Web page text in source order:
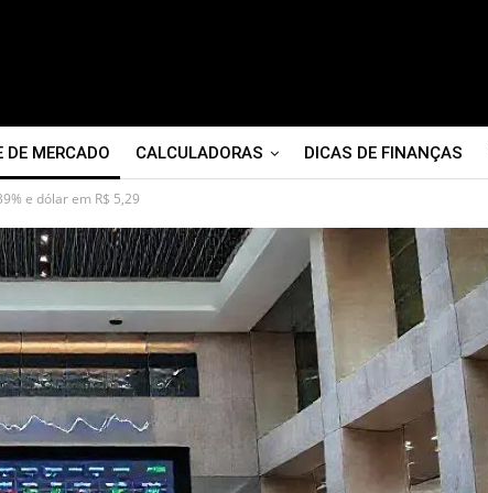
DE MERCADO CALCULADORAS DICAS DE FINANÇAS
e dólar em R$ 5,29